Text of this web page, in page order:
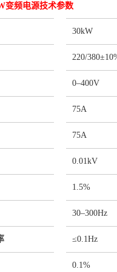
变频电源技术参数
30kW
220/
0–400V
75A
75A
0.01kV
1.5%
30–300Hz
≤0.1Hz
0.1%